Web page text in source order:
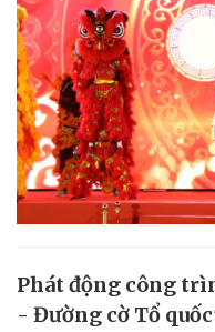
Phát động công
- Đường cờ Tổ